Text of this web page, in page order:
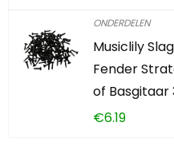
ONDERDELEN
Musiclily
Fender
of Basgitaar
€6.19